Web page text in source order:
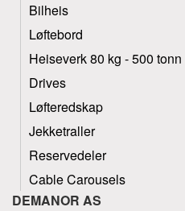
Bilheis
Løftebord
Heiseverk 80 kg - 500 tonn
Drives
Løfteredskap
Jekketraller
Reservedeler
Cable Carousels
DEMANOR AS